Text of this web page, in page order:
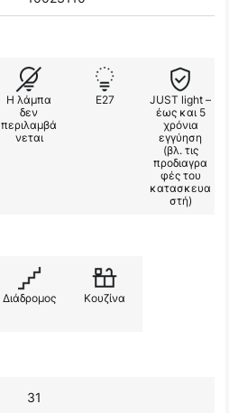
Η λάμπα
δεν
περιλαμβά
νεται
E27
JUST light –
έως και 5
χρόνια
εγγύηση
(βλ. τις
προδιαγρα
φές του
κατασκευα
στή)
Διάδρομος Κουζίνα
31